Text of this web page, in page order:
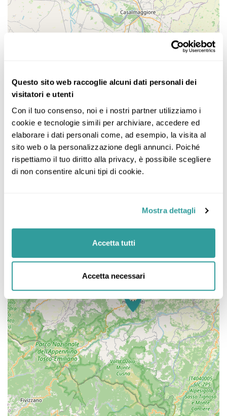
Questo sito web raccoglie alcuni dati personali dei
visitatori e utenti
Con il tuo consenso, noi e i nostri partner utilizziamo i
cookie e tecnologie simili per archiviare, accedere ed
elaborare i dati personali come, ad esempio, la visita al
sito web o la personalizzazione degli annunci. Poiché
rispettiamo il tuo diritto alla privacy, è possibile scegliere
di non consentire alcuni tipi di cookie.
Mostra dettagli
Accetta tutti
Accetta necessari